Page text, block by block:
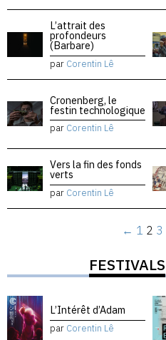
L’attrait des
profondeurs
(Barbare)
par Corentin Lê
Cronenberg, le
festin technologique
par Corentin Lê
Vers la fin des fonds
verts
par Corentin Lê
← 1 2 3
FESTIVALS
L’Intérêt d’Adam
par Corentin Lê